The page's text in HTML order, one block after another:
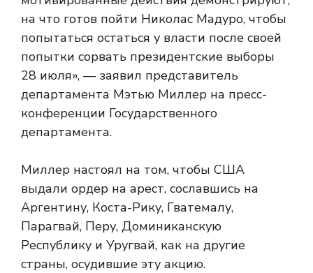
на что готов пойти Николас Мадуро, чтобы
попытаться остаться у власти после своей
попытки сорвать президентские выборы
28 июля», — заявил представитель
департамента Мэтью Миллер на пресс-
конференции Государственного
департамента.
Миллер настоял на том, чтобы США
выдали ордер на арест, сославшись на
Аргентину, Коста-Рику, Гватемалу,
Парагвай, Перу, Доминиканскую
Республику и Уругвай, как на другие
страны, осудившие эту акцию.